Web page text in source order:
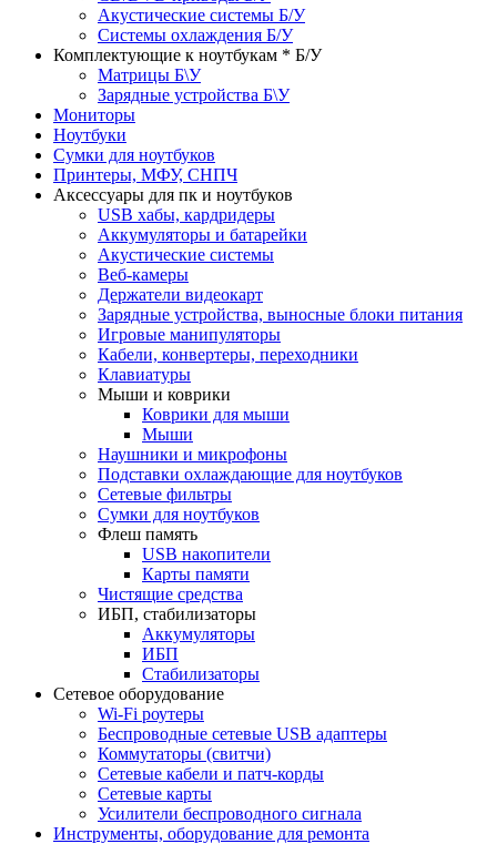
Акустические системы Б/У
Системы охлаждения Б/У
Комплектующие к ноутбукам * Б/У
Матрицы Б\У
Зарядные устройства Б\У
Мониторы
Ноутбуки
Сумки для ноутбуков
Принтеры, МФУ, СНПЧ
Аксессуары для пк и ноутбуков
USB хабы, кардридеры
Аккумуляторы и батарейки
Акустические системы
Веб-камеры
Держатели видеокарт
Зарядные устройства, выносные блоки питания
Игровые манипуляторы
Кабели, конвертеры, переходники
Клавиатуры
Мыши и коврики
Коврики для мыши
Мыши
Наушники и микрофоны
Подставки охлаждающие для ноутбуков
Сетевые фильтры
Сумки для ноутбуков
Флеш память
USB накопители
Карты памяти
Чистящие средства
ИБП, стабилизаторы
Аккумуляторы
ИБП
Стабилизаторы
Сетевое оборудование
Wi-Fi роутеры
Беспроводные сетевые USB адаптеры
Коммутаторы (свитчи)
Сетевые кабели и патч-корды
Сетевые карты
Усилители беспроводного сигнала
Инструменты, оборудование для ремонта